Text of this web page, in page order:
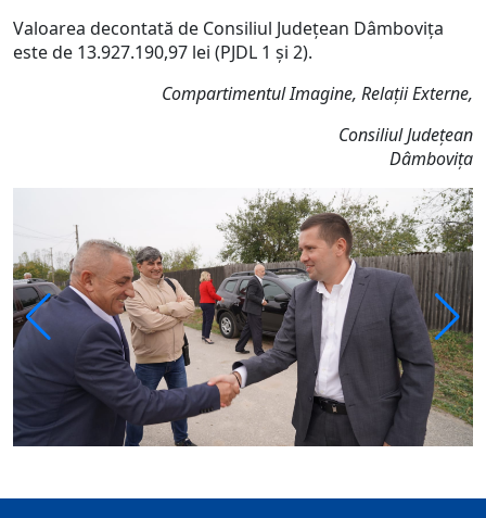
Valoarea decontată de Consiliul Județean Dâmbovița
este de 13.927.190,97 lei (PJDL 1 și 2).
Compartimentul Imagine, Relații Externe,
Consiliul Județean
Dâmbovița